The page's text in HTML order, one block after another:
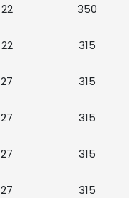
22 350
22 315
27 315
27 315
27 315
27 315